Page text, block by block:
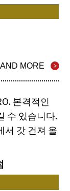
AND MORE
본격적인
수 있습니다.
서 갓 건져 올